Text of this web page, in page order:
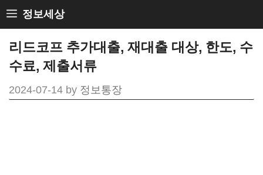
Skip
to
content
정보세상
리드코프 추가대출, 재대출 대상, 한도, 수
수료, 제출서류
2024-07-14 by 정보통장